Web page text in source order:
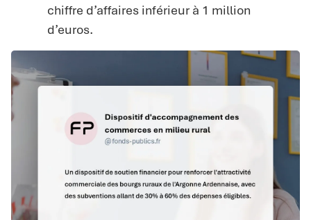
chiffre d’affaires inférieur à 1 million
d’euros.